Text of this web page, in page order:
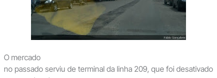
O mercado
no passado serviu de terminal da linha 209, que foi desativado